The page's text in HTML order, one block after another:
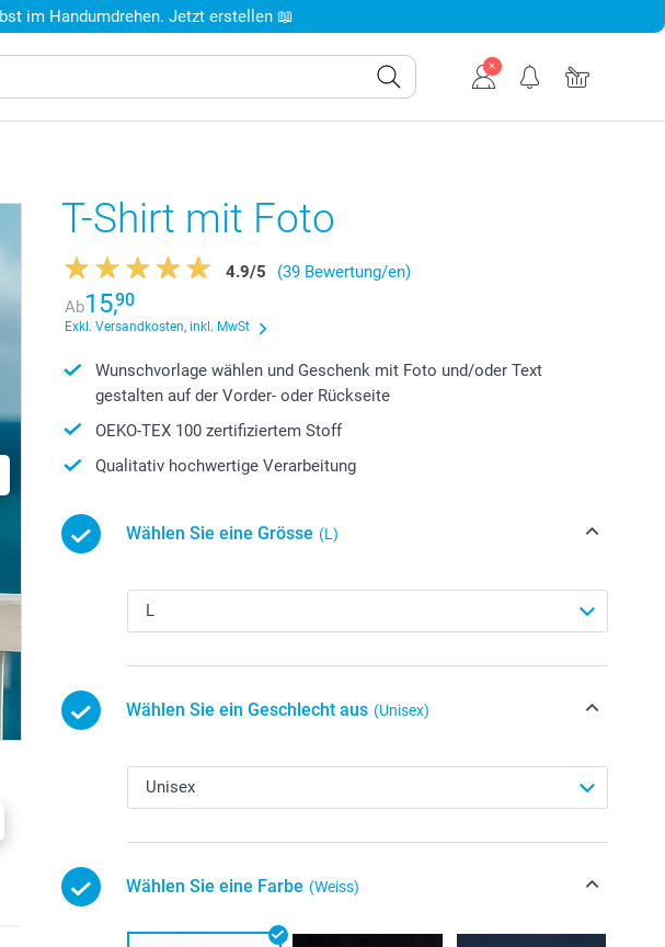
im Handumdrehen. Jetzt erstellen 📖
T-Shirt mit Foto
4.9/5
(39 Bewertung/en)
Ab15,90
Exkl. Versandkosten, inkl. MwSt
Wunschvorlage wählen und Geschenk mit Foto und/oder Text
gestalten auf der Vorder- oder Rückseite
OEKO-TEX 100 zertifiziertem Stoff
Qualitativ hochwertige Verarbeitung
Wählen Sie eine Grösse (L)
Wählen Sie ein Geschlecht aus (Unisex)
Wählen Sie eine Farbe (Weiss)